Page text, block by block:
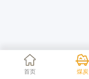
首页 煤炭